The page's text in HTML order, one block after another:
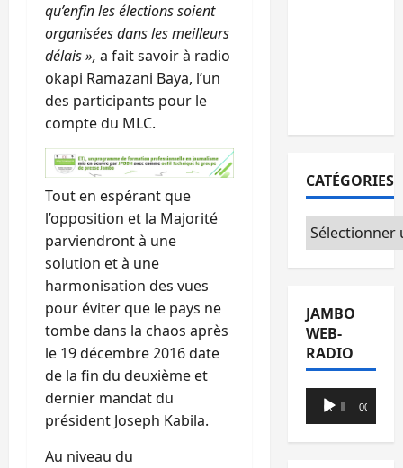
qu’enfin les élections soient
organisées dans les meilleurs
délais », a fait savoir à radio
okapi Ramazani Baya, l’un
des participants pour le
compte du MLC.
Tout en espérant que
l’opposition et la Majorité
parviendront à une
solution et à une
harmonisation des vues
pour éviter que le pays ne
tombe dans la chaos après
le 19 décembre 2016 date
de la fin du deuxième et
dernier mandat du
président Joseph Kabila.
Au niveau du
CATÉGORIES
Catégories
JAMBO
WEB-
RADIO
Lecteur
audio
00:00 00:00